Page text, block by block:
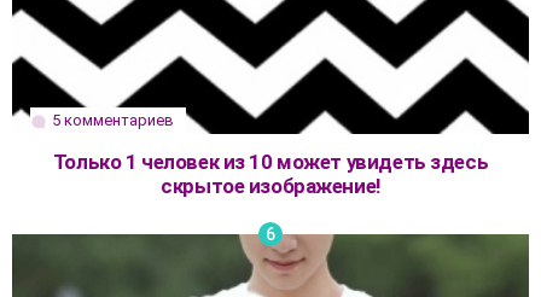
5 комментариев
Только 1 человек из 10 может увидеть здесь
скрытое изображение!